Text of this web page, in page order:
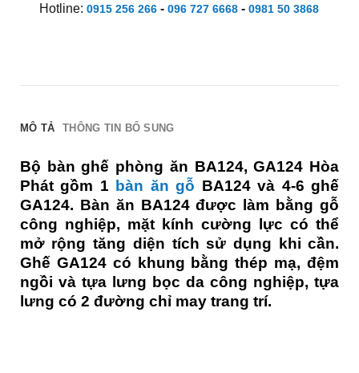
Hotline: 0915 256 266- 096 727 6668- 0981 50 3868
MÔ TẢ THÔNG TIN BỔ SUNG
Bộ bàn ghế phòng ăn BA124, GA124 Hòa
Phát gồm 1 bàn ăn gỗ BA124 và 4-6 ghế
GA124. Bàn ăn BA124 được làm bằng gỗ
công nghiệp, mặt kính cường lực có thể
mở rộng tăng diện tích sử dụng khi cần.
Ghế GA124 có khung bằng thép mạ, đệm
ngồi và tựa lưng bọc da công nghiệp, tựa
lưng có 2 đường chỉ may trang trí.